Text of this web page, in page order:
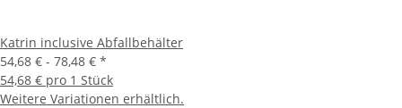
Katrin inclusive Abfallbehälter
54,68 € - 78,48 € *
54,68 € pro 1 Stück
Weitere Variationen erhältlich.